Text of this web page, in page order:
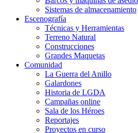
Sistemas de almacenamiento
Escenografía
Técnicas y Herramientas
Terreno Natural
Construcciones
Grandes Maquetas
Comunidad
La Guerra del Anillo
Galardones
Historia de LGDA
Campañas online
Sala de los Héroes
Reportajes
Proyectos en curso